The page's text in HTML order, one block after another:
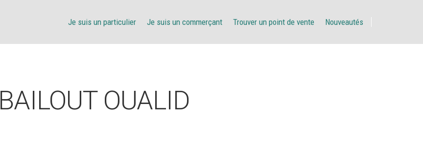
Je suis un particulier Je suis un commerçant Trouver un point de vente Nouveautés
BAILOUT OUALID